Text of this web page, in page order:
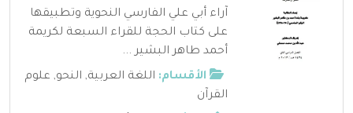
آراء أبي علي الفارسي النحوية وتطبيقها
على كتاب الحجة للقراء السبعة لكريمة
أحمد طاهر البشير ...
الأقسام: اللغة العربية, النحو, علوم
القرآن